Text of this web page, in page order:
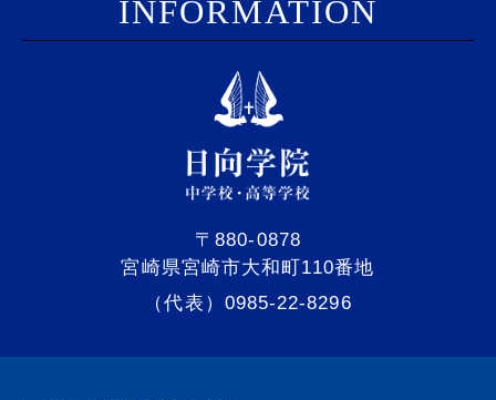
INFORMATION
〒880-0878
宮崎県宮崎市大和町110番地
（代表）0985-22-8296